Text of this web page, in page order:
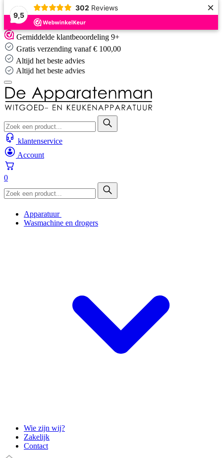
9,5
302 Reviews ×
Skip
to
content
Gemiddelde klantbeoordeling 9+
Gratis verzending vanaf € 100,00
Altijd het beste advies
Altijd het beste advies
klantenservice
Account
0
Apparatuur
Wasmachine en drogers
Wie zijn wij?
Zakelijk
Contact